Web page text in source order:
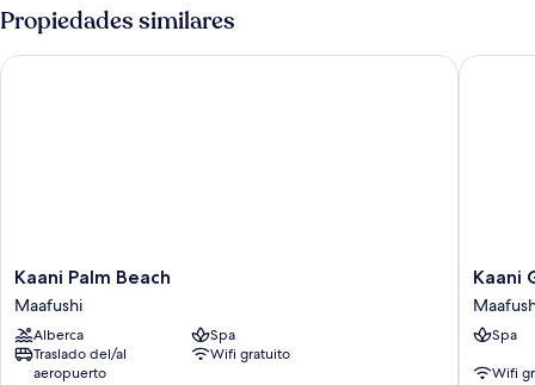
Propiedades similares
Kaani
Palm
Beach
Maafushi
Kaani Palm Beach
Maafushi
Alberca
Spa
Traslado del/al
aeropuerto
Wifi gratuito
Kaani Palm Beach
Kaani
Grand
Seaview
Kaani
Spa
Wifi
Kaani